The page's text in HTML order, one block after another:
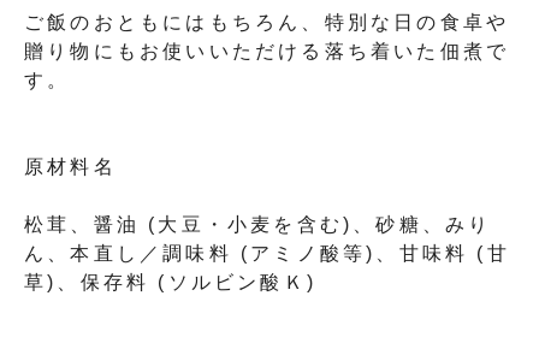
ご飯のおともにはもちろん、特別な日の食卓や
贈り物にもお使いいただける落ち着いた佃煮で
す。
原材料名
松茸、醤油 (大豆・小麦を含む)、砂糖、みり
ん、本直し／調味料 (アミノ酸等)、甘味料 (甘
草)、保存料 (ソルビン酸Ｋ)